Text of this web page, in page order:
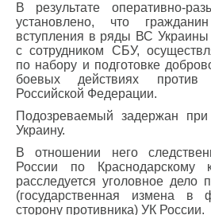
В результате оперативно-
установлено, что
вступления в ряды ВС Украины
с сотрудником СБУ,
по набору и подготовке
боевых действиях
Российской Федерации.
Подозреваемый задержан
Украину.
В отношении него
России по Краснодарскому
расследуется уголовное дело
(государственная измена
сторону противника) УК России.